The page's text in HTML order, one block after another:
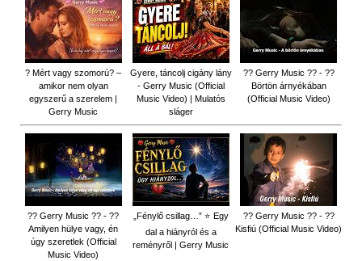
? Mért vagy szomorú? –
amikor nem olyan
egyszerű a szerelem |
Gerry Music
Gyere, táncolj cigány lány
- Gerry Music (Official
Music Video) | Mulatós
sláger
?? Gerry Music ?? - ??
Börtön árnyékában
(Official Music Video)
?? Gerry Music ?? - ??
Amilyen hülye vagy, én
úgy szeretlek (Official
Music Video)
„Fénylő csillag…” ⭐ Egy
dal a hiányról és a
reményről | Gerry Music
?? Gerry Music ?? - ??
Kisfiú (Official Music Video)